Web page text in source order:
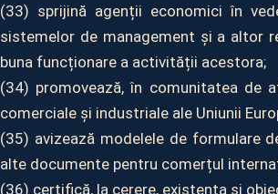
(33) sprijină agenții economici în
sistemelor de management și a altor
buna funcționare a activității acestora;
(34) promovează, în comunitatea de
comerciale și industriale ale Uniunii
(35) avizează modelele de formulare
alte documente pentru comerțul
(36) certifică, la cerere, existența și